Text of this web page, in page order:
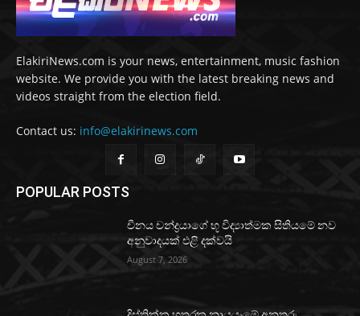
ElakiriNews.com is your news, entertainment, music fashion
website. We provide you with the latest breaking news and
videos straight from the election field.
Contact us: info@elakirinews.com
POPULAR POSTS
චීනය චන්ද්‍රයාගේ භූ විද්‍යාත්මක සිතියමේ නව
අනුවාදයක් එළි දක්වයි
August 7, 2026